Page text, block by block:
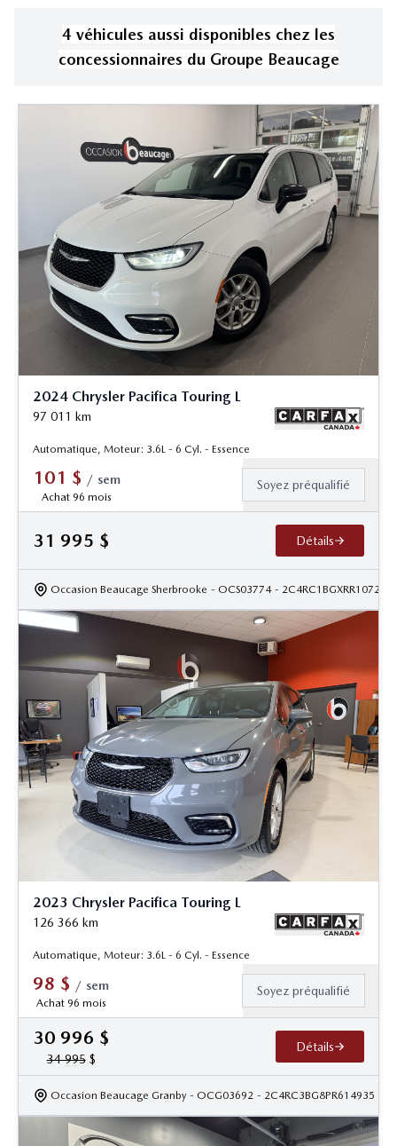
4 véhicules aussi disponibles chez les
concessionnaires du Groupe Beaucage
2024 Chrysler Pacifica Touring L
97 011 km
Automatique, Moteur: 3.6L - 6 Cyl. - Essence
101 $ / sem
Achat 96 mois
Soyez préqualifié
31 995 $ Détails
Occasion Beaucage Sherbrooke - OCS03774 - 2C4RC1BGXRR107283
2023 Chrysler Pacifica Touring L
126 366 km
Automatique, Moteur: 3.6L - 6 Cyl. - Essence
98 $ / sem
Achat 96 mois
Soyez préqualifié
30 996 $
34 995$
Détails
Occasion Beaucage Granby - OCG03692 - 2C4RC3BG8PR614935